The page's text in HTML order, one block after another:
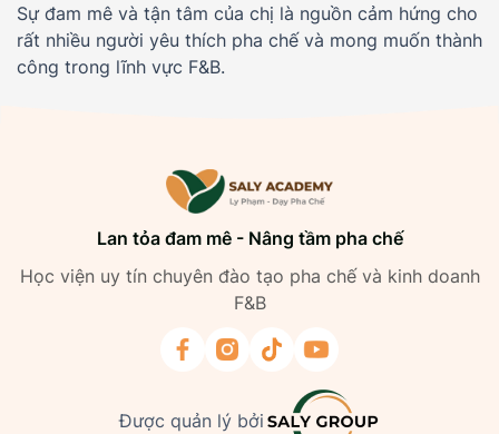
Sự đam mê và tận tâm của chị là nguồn cảm hứng cho
rất nhiều người yêu thích pha chế và mong muốn thành
công trong lĩnh vực F&B.
Lan tỏa đam mê - Nâng tầm pha chế
Học viện uy tín chuyên đào tạo pha chế và kinh doanh
F&B
Được quản lý bởi